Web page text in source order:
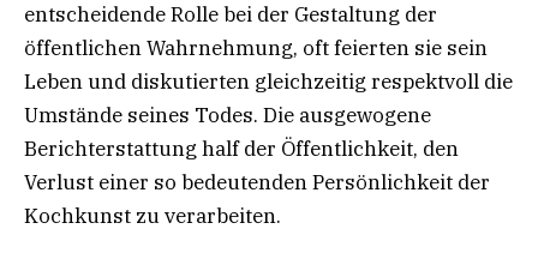
entscheidende Rolle bei der Gestaltung der
öffentlichen Wahrnehmung, oft feierten sie sein
Leben und diskutierten gleichzeitig respektvoll die
Umstände seines Todes. Die ausgewogene
Berichterstattung half der Öffentlichkeit, den
Verlust einer so bedeutenden Persönlichkeit der
Kochkunst zu verarbeiten.